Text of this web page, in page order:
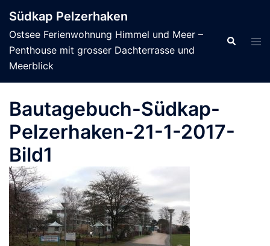
Inhalt
springen
Südkap Pelzerhaken
Ostsee Ferienwohnung Himmel und Meer –
Penthouse mit grosser Dachterrasse und
Meerblick
Suche
Bautagebuch-Südkap-
Pelzerhaken-21-1-2017-
Bild1